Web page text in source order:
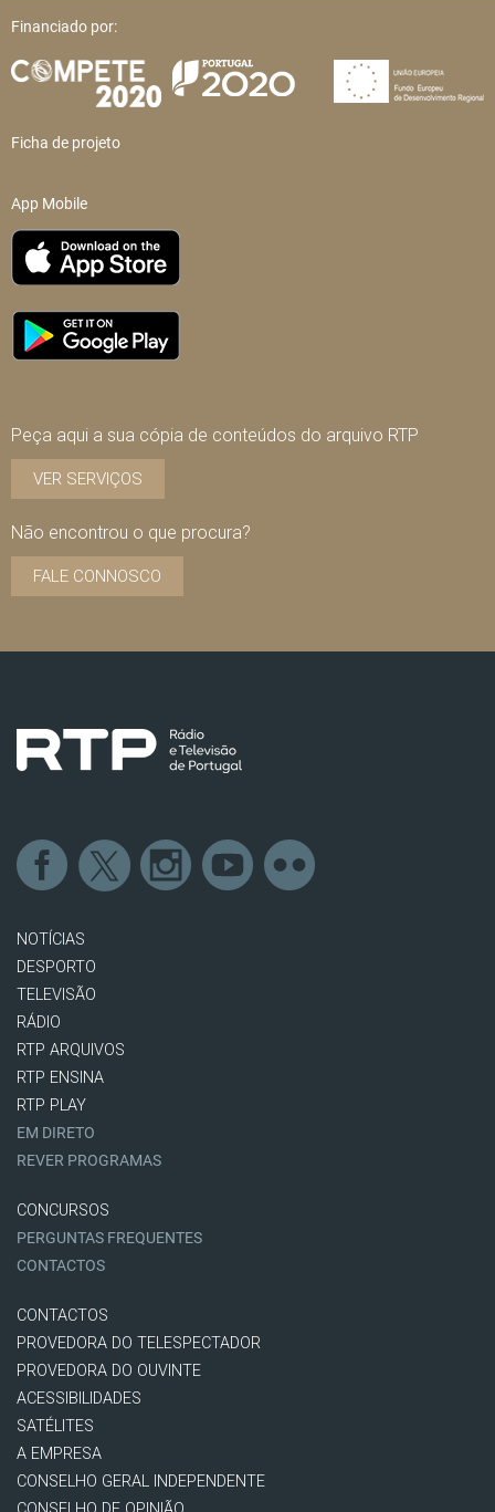
Financiado por:
Ficha de projeto
App Mobile
Peça aqui a sua cópia de conteúdos do arquivo RTP
VER SERVIÇOS
Não encontrou o que procura?
FALE CONNOSCO
NOTÍCIAS
DESPORTO
TELEVISÃO
RÁDIO
RTP ARQUIVOS
RTP ENSINA
RTP PLAY
EM DIRETO
REVER PROGRAMAS
CONCURSOS
PERGUNTAS FREQUENTES
CONTACTOS
CONTACTOS
PROVEDORA DO TELESPECTADOR
PROVEDORA DO OUVINTE
ACESSIBILIDADES
SATÉLITES
A EMPRESA
CONSELHO GERAL INDEPENDENTE